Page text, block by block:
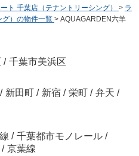
ト 千葉店（テナントリーシング） > ラ
グ）の物件一覧 > AQUAGARDEN六羊
/ 千葉市美浜区
/ 新田町 / 新宿 / 栄町 / 弁天 /
/ 千葉都市モノレール /
/ 京葉線